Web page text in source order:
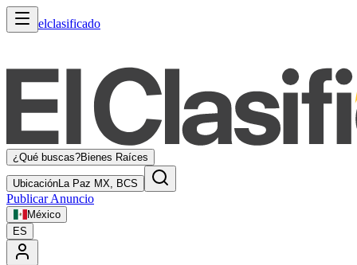
elclasificado
¿Qué buscas?Bienes Raíces
UbicaciónLa Paz MX, BCS
Publicar Anuncio
México
ES